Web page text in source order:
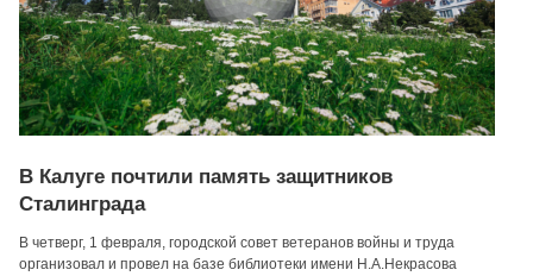
В Калуге почтили память защитников
Сталинграда
В четверг, 1 февраля, городской совет ветеранов войны и труда
организовал и провел на базе библиотеки имени Н.А.Некрасова